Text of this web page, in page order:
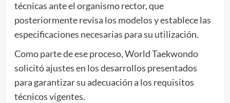
técnicas ante el organismo rector, que
posteriormente revisa los modelos y establece las
especificaciones necesarias para su utilización.
Como parte de ese proceso, World Taekwondo
solicitó ajustes en los desarrollos presentados
para garantizar su adecuación a los requisitos
técnicos vigentes.